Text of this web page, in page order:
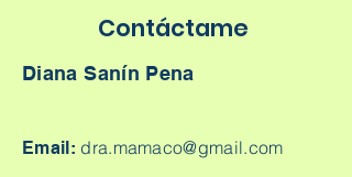
Contáctame
Diana Sanín Pena
Email: dra.mamaco@gmail.com